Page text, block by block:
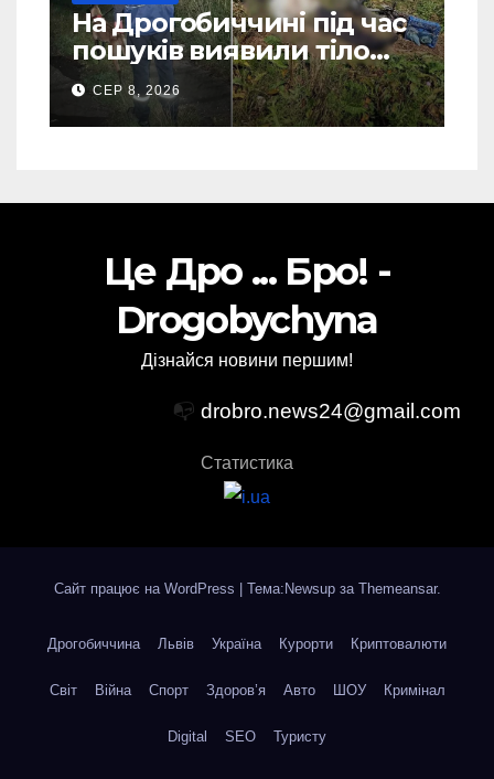
На Дрогобиччині під час
пошуків виявили тіло
зниклого чоловіка (Фото)
СЕР 8, 2026
Це Дро ... Бро! -
Drogobychyna
Дізнайся новини першим!
📭 drobro.news24@gmail.com
Статистика
Сайт працює на WordPress Тема:Newsup за Themeansar.
Дрогобиччина Львів Україна Курорти Криптовалюти
Світ Війна Спорт Здоров’я Авто ШОУ Кримінал
Digital SEO Туристу